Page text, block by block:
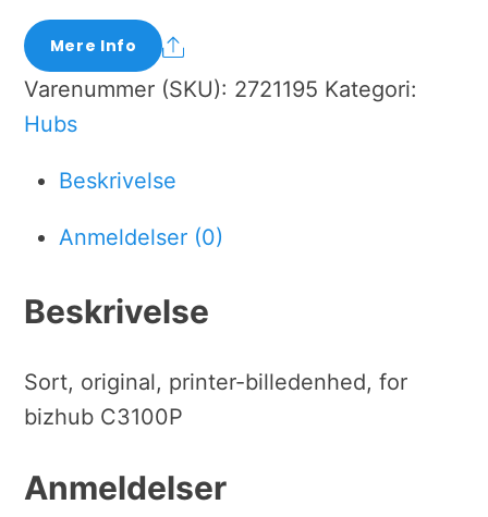
Mere Info
Share
Varenummer (SKU): 2721195 Kategori:
Hubs
Beskrivelse
Anmeldelser (0)
Beskrivelse
Sort, original, printer-billedenhed, for
bizhub C3100P
Anmeldelser